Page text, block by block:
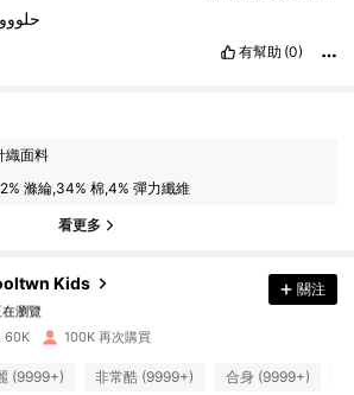
有幫助 (0)
織面料
滌綸,34% 棉,4% 彈力纖維
看更多
Kids
追蹤者
瀏覽
追蹤者
追蹤者
關注
60K 100K 再次購買
(9999+) 非常酷 (9999+) 合身 (9999+)